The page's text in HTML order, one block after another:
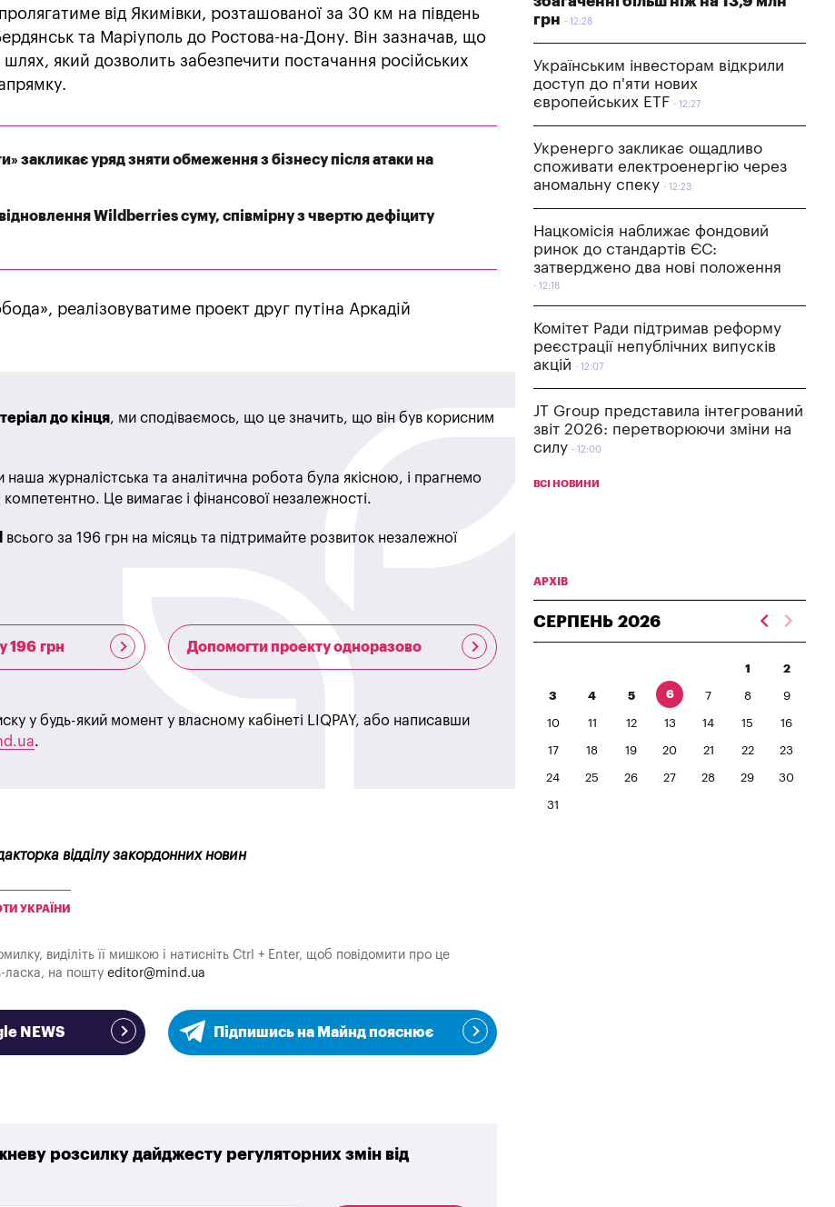
від Якимівки, розташованої за 30 км на південь
та Маріуполь до Ростова-на-Дону. Він зазначав, що
який дозволить забезпечити постачання російських
закликає уряд зняти обмеження з бізнесу після атаки на
Wildberries суму, співмірну з чвертю дефіциту
реалізовуватиме проект друг путіна Аркадій
до кінця, ми сподіваємось, що це значить, що він був корисним
журналістська та аналітична робота була якісною, і прагнемо
компетентно. Це вимагає і фінансової незалежності.
всього за 196 грн на місяць та підтримайте розвиток незалежної
196 грн Допомогти проекту одноразово
у будь-який момент у власному кабінеті LIQPAY, або написавши
.
відділу закордонних новин
УКРАЇНИ
виділіть її мишкою і натисніть Ctrl + Enter, щоб повідомити про це
ласка, на пошту editor@mind.ua
NEWS Підпишись на Майнд пояснює
розсилку дайджесту регуляторних змін від
грн
12:28
Українським інвесторам відкрили
доступ до п'яти нових
європейських ETF
12:27
Укренерго закликає ощадливо
споживати електроенергію через
аномальну спеку
12:23
Нацкомісія наближає фондовий
ринок до стандартів ЄС:
затверджено два нові положення
12:18
Комітет Ради підтримав реформу
реєстрації непублічних випусків
акцій
12:07
JT Group представила інтегрований
звіт 2026: перетворюючи зміни на
силу
12:00
ВСІ НОВИНИ
АРХІВ
СЕРПЕНЬ 2026
1 2
3 4 5 6 7 8 9
10 11 12 13 14 15 16
17 18 19 20 21 22 23
24 25 26 27 28 29 30
31